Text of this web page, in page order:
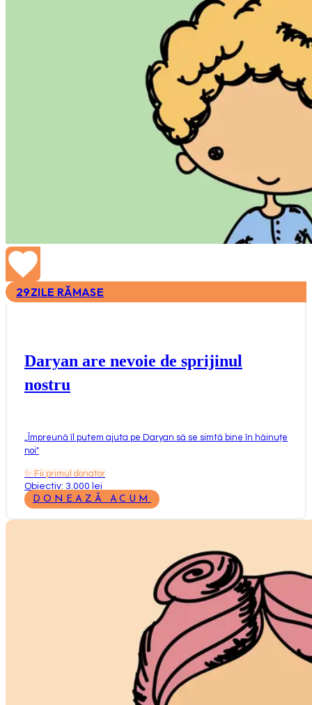
29ZILE RĂMASE
Daryan are nevoie de sprijinul
nostru
Împreună îl putem ajuta pe Daryan să se simtă bine în hăinuțe
noi"
✨ Fii primul donator
Obiectiv: 3.000 lei
DONEAZĂ ACUM